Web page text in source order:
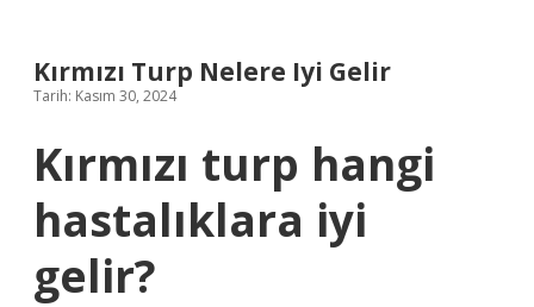
Kırmızı Turp Nelere Iyi Gelir
Tarih: Kasım 30, 2024
Kırmızı turp hangi
hastalıklara iyi
gelir?